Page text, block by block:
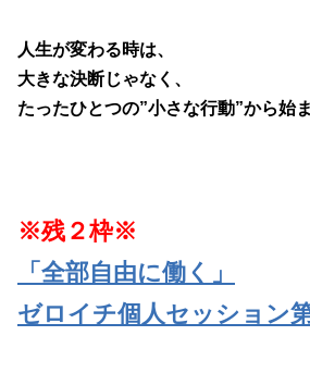
人生が変わる時は、
大きな決断じゃなく、
たったひとつの”小さな行動”から始
※残２枠※
「全部自由に働く」
ゼロイチ個人セッション